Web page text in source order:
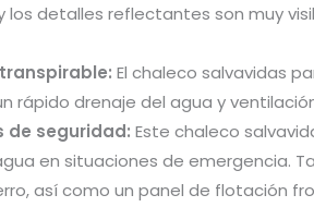
los detalles reflectantes son muy
El chaleco salvavidas
rápido drenaje del agua y
de seguridad: Este chaleco
en situaciones de emergencia.
así como un panel de flotación